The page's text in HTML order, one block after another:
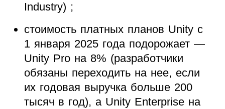
Industry) ;
стоимость платных планов Unity с
1 января 2025 года подорожает —
Unity Pro на 8% (разработчики
обязаны переходить на нее, если
их годовая выручка больше 200
тысяч в год), а Unity Enterprise на